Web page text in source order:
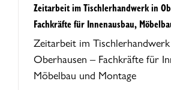
Zeitarbeit im Tischlerhandwerk in
Fachkräfte für Innenausbau,
Zeitarbeit im
Oberhausen – Fachkräfte für
Möbelbau und Montage